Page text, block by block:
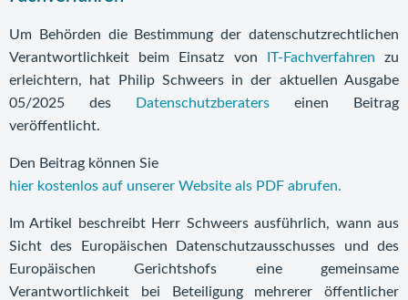
Um Behörden die Bestimmung der datenschutzrechtlichen
Verantwortlichkeit beim Einsatz von
IT-Fachverfahren zu
erleichtern, hat Philip Schweers in der aktuellen Ausgabe
05/2025 des
Datenschutzberaters einen Beitrag
veröffentlicht.
Den Beitrag können Sie
hier kostenlos auf unserer Website als PDF abrufen.
Im Artikel beschreibt Herr Schweers ausführlich, wann aus
Sicht des Europäischen Datenschutzausschusses und des
Europäischen Gerichtshofs eine gemeinsame
Verantwortlichkeit bei Beteiligung mehrerer öffentlicher